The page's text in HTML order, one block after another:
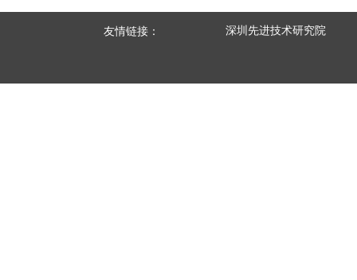
深圳先进技术研究院
友情链接：